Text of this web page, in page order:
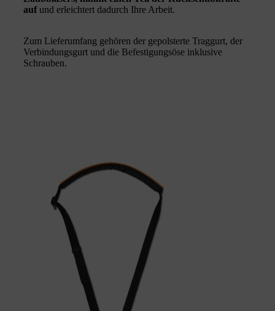
aufund erleichtert dadurch Ihre Arbeit.
Zum Lieferumfang gehören der gepolsterte Traggurt, der
Verbindungsgurt und die Befestigungsöse inklusive
Schrauben.